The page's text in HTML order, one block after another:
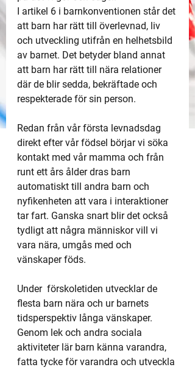
I artikel 6 i barnkonventionen står det
att barn har rätt till överlevnad, liv
och utveckling utifrån en helhetsbild
av barnet. Det betyder bland annat
att barn har rätt till nära relationer
där de blir sedda, bekräftade och
respekterade för sin person.
Redan från vår första levnadsdag
direkt efter vår födsel börjar vi söka
kontakt med vår mamma och från
runt ett års ålder dras barn
automatiskt till andra barn och
nyfikenheten att vara i interaktioner
tar fart. Ganska snart blir det också
tydligt att några människor vill vi
vara nära, umgås med och
vänskaper föds.
Under  förskoletiden utvecklar de
flesta barn nära och ur barnets
tidsperspektiv långa vänskaper.
Genom lek och andra sociala
aktiviteter lär barn känna varandra,
fatta tycke för varandra och utveckla